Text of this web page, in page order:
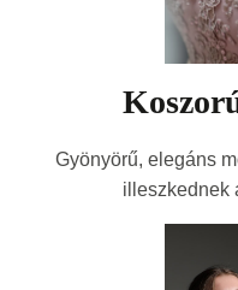
Gyönyörű, elegáns
illeszkednek